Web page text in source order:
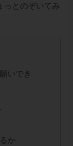
っとのぞいてみ
いでき
か